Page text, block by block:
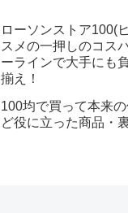
ローソンストア100(
スメの一押しのコス
ーラインで大手にも
揃え！
100均で買って本来
ど役に立った商品・